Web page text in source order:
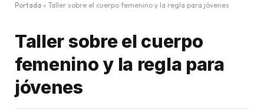
Portada » Taller sobre el cuerpo femenino y la regla para jóvenes
Taller sobre el cuerpo
femenino y la regla para
jóvenes